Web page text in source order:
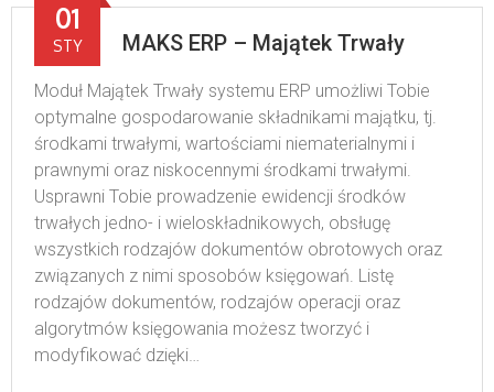
MAKS ERP – Majątek Trwały
01
STY
Moduł Majątek Trwały systemu ERP umożliwi Tobie
optymalne gospodarowanie składnikami majątku, tj.
środkami trwałymi, wartościami niematerialnymi i
prawnymi oraz niskocennymi środkami trwałymi.
Usprawni Tobie prowadzenie ewidencji środków
trwałych jedno- i wieloskładnikowych, obsługę
wszystkich rodzajów dokumentów obrotowych oraz
związanych z nimi sposobów księgowań. Listę
rodzajów dokumentów, rodzajów operacji oraz
algorytmów księgowania możesz tworzyć i
modyfikować dzięki…